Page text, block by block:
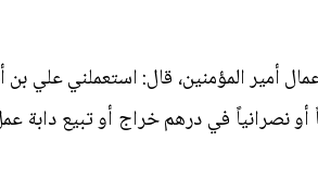
أمير المؤمنين، قال: استعملني علي
نصرانياً في درهم خراج أو تبيع دابة